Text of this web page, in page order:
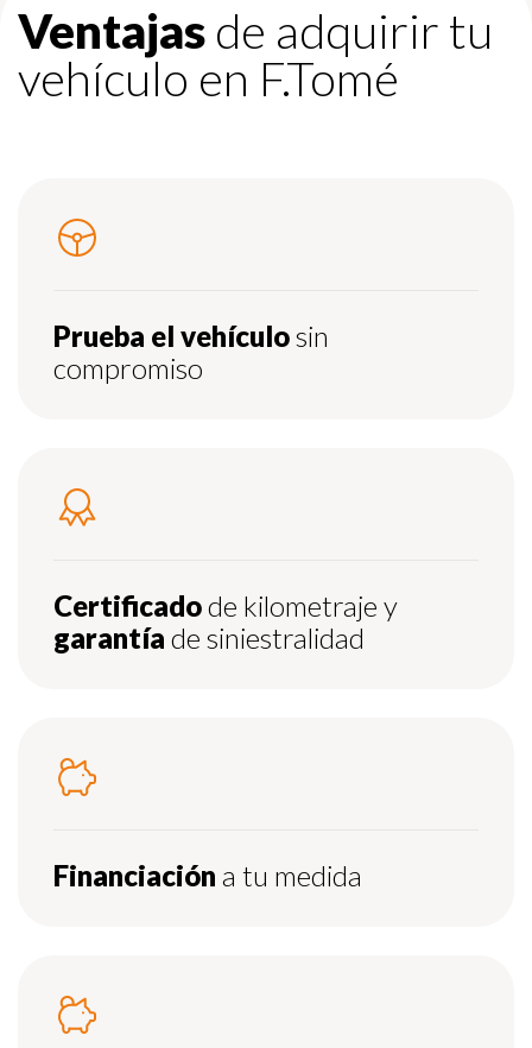
Ventajas de adquirir tu
vehículo en F.Tomé
Prueba el vehículosin
compromiso
Certificadode kilometraje y
garantía de siniestralidad
Financiación a tu medida